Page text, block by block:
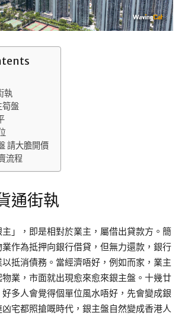
執
盤
請大膽開價
流程
通街執
」，即是相對於業主，屬借出貸款方。簡
作為抵押向銀行借貸，但無力還款，銀行
抵消債務。當經濟唔好，例如而家，業主
業，市面就出現愈來愈來銀主盤。十幾廿
多人會覺得個單位風水唔好，先會變成銀
宅都照搶嘅時代，銀主盤自然變成香港人